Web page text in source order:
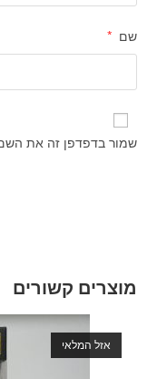
שם *
שמור בדפדפן זה את
מוצרים קשורים
אזל המלאי